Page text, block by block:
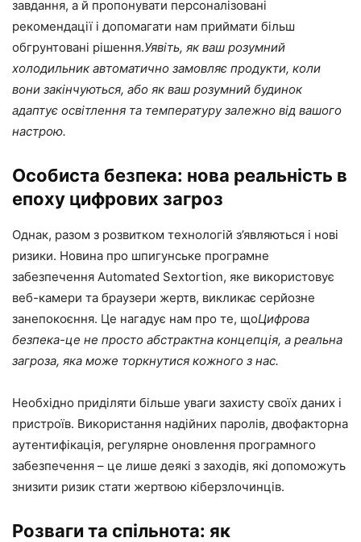
завдання, а й пропонувати персоналізовані
рекомендації і допомагати нам приймати більш
обгрунтовані рішення.Уявіть, як ваш розумний
холодильник автоматично замовляє продукти, коли
вони закінчуються, або як ваш розумний будинок
адаптує освітлення та температуру залежно від вашого
настрою.
Особиста безпека: нова реальність в
епоху цифрових загроз
Однак, разом з розвитком технологій з’являються і нові
ризики. Новина про шпигунське програмне
забезпечення Automated Sextortion, яке використовує
веб-камери та браузери жертв, викликає серйозне
занепокоєння. Це нагадує нам про те, щоЦифрова
безпека-це не просто абстрактна концепція, а реальна
загроза, яка може торкнутися кожного з нас.
Необхідно приділяти більше уваги захисту своїх даних і
пристроїв. Використання надійних паролів, двофакторна
аутентифікація, регулярне оновлення програмного
забезпечення – це лише деякі з заходів, які допоможуть
знизити ризик стати жертвою кіберзлочинців.
Розваги та спільнота: як